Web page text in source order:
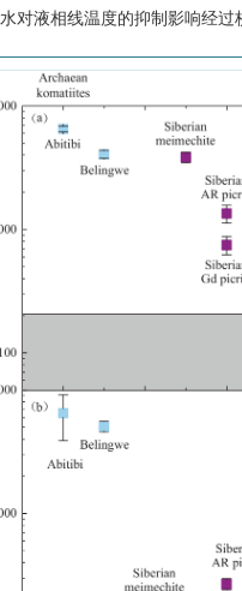
对液相线温度的抑制影响经过